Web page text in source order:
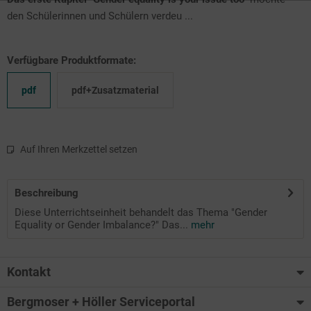
den Schülerinnen und Schülern verdeu ...
Verfügbare Produktformate:
pdf pdf+Zusatzmaterial
Auf Ihren Merkzettel setzen
Beschreibung
Diese Unterrichtseinheit behandelt das Thema "Gender
Equality or Gender Imbalance?" Das... mehr
Kontakt
Bergmoser + Höller Serviceportal